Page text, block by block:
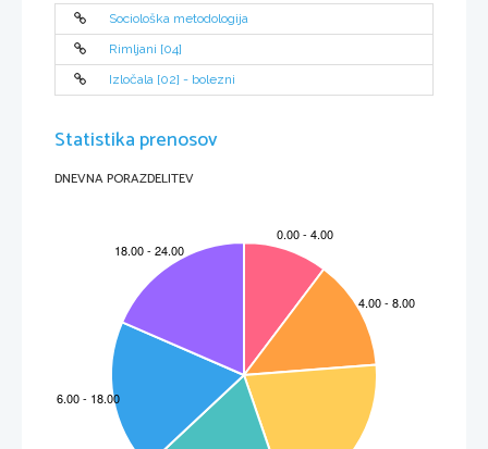
Sociološka metodologija
Rimljani [04]
Izločala [02] - bolezni
Statistika prenosov
DNEVNA PORAZDELITEV